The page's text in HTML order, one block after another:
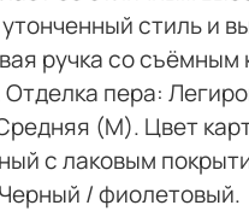
стиль и
ручка со
Отделка пера:
(M). Цвет
с лаковым
/ фиолетовый.